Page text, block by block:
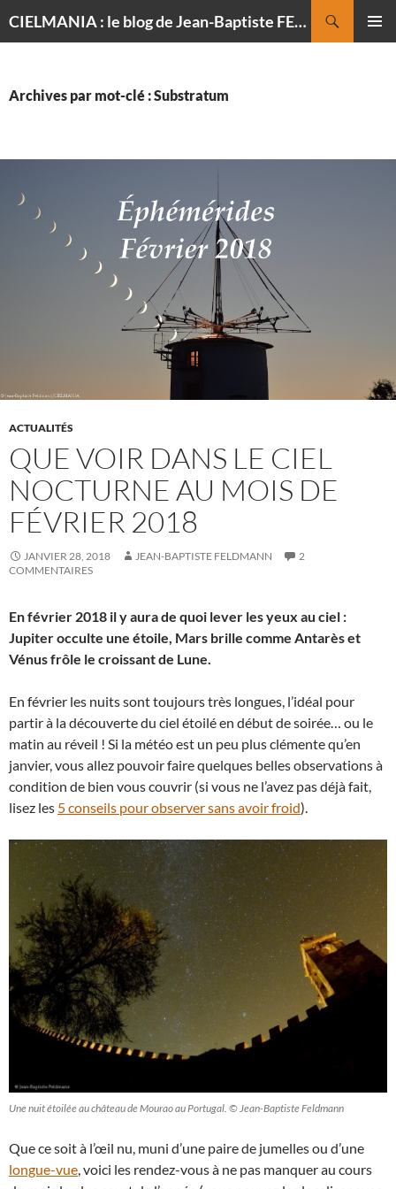
CIELMANIA : le blog de Jean-Baptiste FELDMANN, photographe du ciel
Archives par mot-clé : Substratum
ACTUALITÉS
QUE VOIR DANS LE CIEL
NOCTURNE AU MOIS DE
FÉVRIER 2018
JANVIER 28, 2018 JEAN-BAPTISTE FELDMANN
2
COMMENTAIRES
En février 2018 il y aura de quoi lever les yeux au ciel :
Jupiter occulte une étoile, Mars brille comme Antarès et
Vénus frôle le croissant de Lune.
En février les nuits sont toujours très longues, l’idéal pour
partir à la découverte du ciel étoilé en début de soirée… ou le
matin au réveil ! Si la météo est un peu plus clémente qu’en
janvier, vous allez pouvoir faire quelques belles observations à
condition de bien vous couvrir (si vous ne l’avez pas déjà fait,
lisez les 5 conseils pour observer sans avoir froid).
Une nuit étoilée au château de Mourao au Portugal. © Jean-Baptiste Feldmann
Que ce soit à l’œil nu, muni d’une paire de jumelles ou d’une
longue-vue, voici les rendez-vous à ne pas manquer au cours